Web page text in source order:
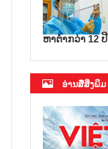
ຫາຕ່ຳກວ່າ 12 ປີ
ອ່ານສື່ສິ່ງພິມ